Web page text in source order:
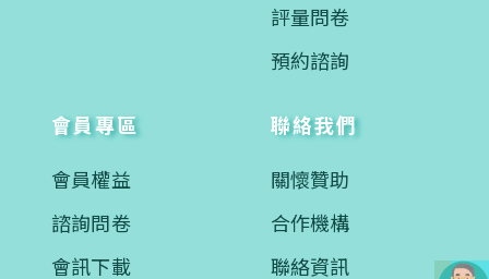
評量問卷
預約諮詢
會員專區
會員權益
諮詢問卷
會訊下載
聯絡我們
關懷贊助
合作機構
聯絡資訊